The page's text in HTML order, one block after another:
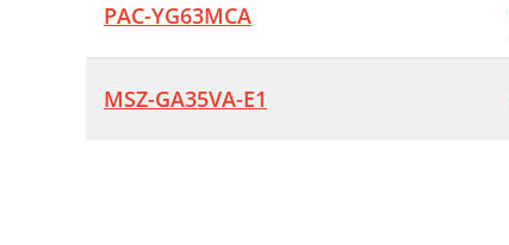
PAC-YG63MCA
MSZ-GA35VA-E1